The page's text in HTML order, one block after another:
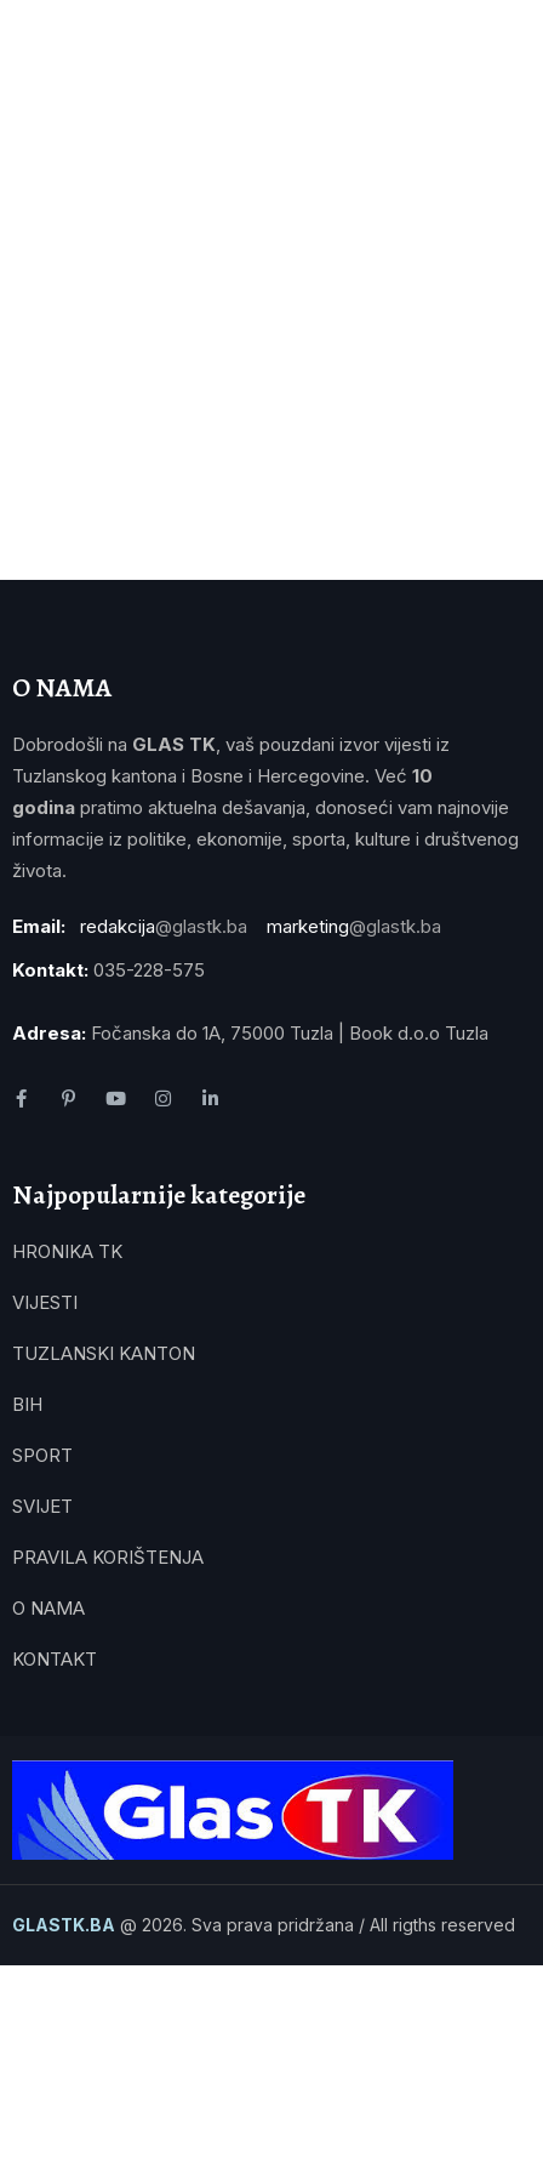
O NAMA
Dobrodošli na GLAS TK , vaš pouzdani izvor vijesti iz
Tuzlanskog kantona i Bosne i Hercegovine. Već 10
godina pratimo aktuelna dešavanja, donoseći vam najnovije
informacije iz politike, ekonomije, sporta, kulture i društvenog
života.
Email: redakcija@glastk.ba marketing@glastk.ba
Kontakt: 035-228-575
Adresa: Fočanska do 1A, 75000 Tuzla | Book d.o.o Tuzla
Najpopularnije kategorije
HRONIKA TK
VIJESTI
TUZLANSKI KANTON
BIH
SPORT
SVIJET
PRAVILA KORIŠTENJA
O NAMA
KONTAKT
GLASTK.BA @ 2026. Sva prava pridržana / All rigths reserved